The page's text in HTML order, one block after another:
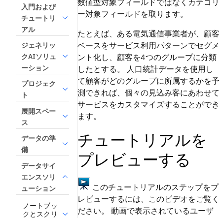
入門および
チュートリ
アル
ジェネリッ
クAIソリュ
ーション
プロジェク
ト
展開スペー
ス
データの準
備
データサイ
エンスソリ
ューション
ノートブッ
クとスクリ
数値型対象フィールドではなくカテゴリ
ー対象フィールドを取ります。
たとえば、ある電気通信事業者が、顧客
ベースをサービス利用パターンでセグメ
ント化し、顧客を4つのグループに分類
したとする。 人口統計データを使用し
て顧客がどのグループに所属するかを予
測できれば、個々の見込み客にあわせて
サービスをカスタマイズすることができ
ます。
チュートリアルを
プレビューする
このチュートリアルのステップをプ
レビューするには、このビデオをご覧く
ださい。 動画で表示されているユーザ